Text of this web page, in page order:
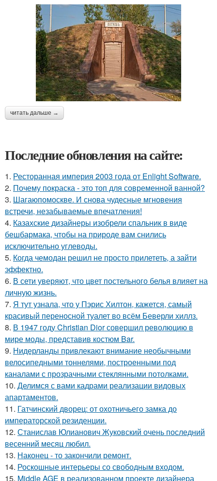
читать дальше →
Последние обновления на сайте:
1. Ресторанная империя 2003 года от Enlight Software.
2. Почему покраска - это топ для современной ванной?
3. Шагаюпомоскве. И снова чудесные мгновения
встречи, незабываемые впечатления!
4. Казахские дизайнеры изобрели спальник в виде
бешбармака, чтобы на природе вам снились
исключительно углеводы.
5. Когда чемодан решил не просто прилететь, а зайти
эффектно.
6. В сети уверяют, что цвет постельного белья влияет на
личную жизнь.
7. Я тут узнала, что у Пэрис Хилтон, кажется, самый
красивый переносной туалет во всём Беверли хиллз.
8. В 1947 году Christian Dior совершил революцию в
мире моды, представив костюм Bar.
9. Нидерланды привлекают внимание необычными
велосипедными тоннелями, построенными под
каналами с прозрачными стеклянными потолками.
10. Делимся с вами кадрами реализации видовых
апартаментов.
11. Гатчинский дворец: от охотничьего замка до
императорской резиденции.
12. Станислав Юлианович Жуковский очень последний
весенний месяц любил.
13. Наконец - то закончили ремонт.
14. Роскошные интерьеры со свободным входом.
15. Middle AGE в реализованном проекте дизайнера